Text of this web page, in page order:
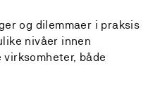
og dilemmaer i praksis
nivåer innen
både